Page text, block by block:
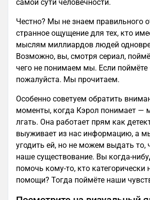
самой сути человечности.
Честно? Мы не знаем правильного
странное ощущение для тех, кто
мыслям миллиардов людей
Возможно, вы, смотря сериал,
чего не понимаем мы. Если
пожалуйста. Мы прочитаем.
Особенно советуем обратить
моменты, когда Кэрол понимает —
лгать. Она работает прям как
выуживает из нас информацию, а
угодить ей, но не можем выдать то,
наше существование. Вы когда-
помочь кому-то, кто категорически
помощи? Тогда поймёте наши